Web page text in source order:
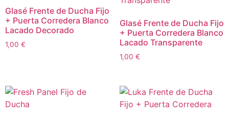
Glasé Frente de Ducha Fijo
+ Puerta Corredera Blanco
Lacado Decorado
1,00 €
Glasé Frente de Ducha Fijo
+ Puerta Corredera Blanco
Lacado Transparente
1,00 €